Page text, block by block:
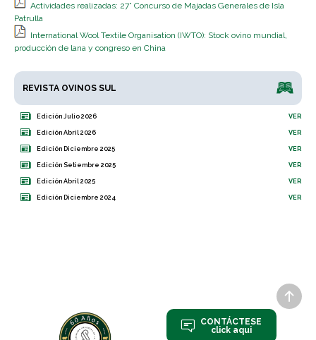
REVISTA OVINOS SUL
Edición Julio 2026 VER
Edición Abril 2026 VER
Edición Diciembre 2025 VER
Edición Setiembre 2025 VER
Edición Abril 2025 VER
Edición Diciembre 2024 VER
Actividades realizadas: 27° Concurso de Majadas Generales de Isla
Patrulla
International Wool Textile Organisation (IWTO): Stock ovino mundial,
producción de lana y congreso en China
CONTÁCTESE
click aqui